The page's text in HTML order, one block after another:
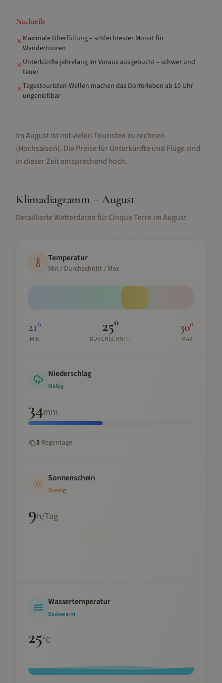
Nachteile
✗ Maximale Überfüllung – schlechtester Monat für
Wandertouren
✗ Unterkünfte jahrelang im Voraus ausgebucht – schwer und
teuer
✗Tagestouristen-Wellen machen das Dorferleben ab 10 Uhr
ungenießbar
Im August ist mit vielen Touristen zu rechnen
(Hochsaison). Die Preise für Unterkünfte und Flüge sind
in dieser Zeit entsprechend hoch.
Klimadiagramm –August
Detaillierte Wetterdaten fürCinque Terre imAugust
Temperatur
Min / Durchschnitt / Max
21°
MIN
25°
DURCHSCHNITT
30°
MAX
Niederschlag
Mäßig
34mm
3 Regentage
Sonnenschein
Sonnig
9h/Tag
Wassertemperatur
Badewarm
25°C